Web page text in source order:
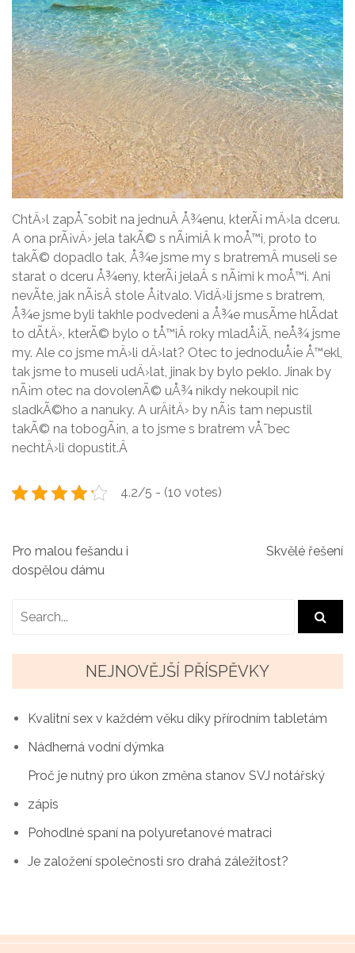
ChtÄ›l zapÅ¯sobit na jednuÂ Å¾enu, kterÃ¡ mÄ›la dceru.
A ona prÃ¡vÄ› jela takÃ© s nÃ¡miÂ k moÅ™i, proto to
takÃ© dopadlo tak, Å¾e jsme my s bratremÂ museli se
starat o dceru Å¾eny, kterÃ¡ jelaÂ s nÃ¡mi k moÅ™i. Ani
nevÃ­te, jak nÃ¡sÂ stole Å¡tvalo. VidÄ›li jsme s bratrem,
Å¾e jsme byli takhle podvedeni a Å¾e musÃ­me hlÃ­dat
to dÃ­tÄ›, kterÃ© bylo o tÅ™iÂ roky mladÅ¡Ã­, neÅ¾ jsme
my. Ale co jsme mÄ›li dÄ›lat? Otec to jednoduÅ¡e Å™ekl,
tak jsme to museli udÄ›lat, jinak by bylo peklo. Jinak by
nÃ¡m otec na dovolenÃ© uÅ¾ nikdy nekoupil nic
sladkÃ©ho a nanuky. A urÄitÄ› by nÃ¡s tam nepustil
takÃ© na tobogÃ¡n, a to jsme s bratrem vÅ¯bec
nechtÄ›li dopustit.Â
4.2/5 - (10 votes)
N
v
i
p
r
o
Pro malou fešandu i
dospělou dámu
Skvělé řešení
NEJNOVĚJŠÍ PŘÍSPĚVKY
Kvalitní sex v každém věku díky přírodním tabletám
Nádherná vodní dýmka
Proč je nutný pro úkon změna stanov SVJ notářský
zápis
Pohodlné spaní na polyuretanové matraci
Je založení společnosti sro drahá záležitost?